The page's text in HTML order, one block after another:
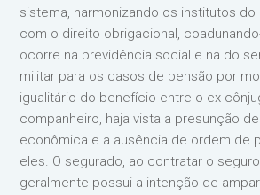
sistema, harmonizando os institutos do
com o direito obrigacional,
ocorre na previdência social e na do
militar para os casos de pensão por
igualitário do benefício entre o ex-
companheiro, haja vista a presunção
econômica e a ausência de ordem de
eles. O segurado, ao contratar o
geralmente possui a intenção de